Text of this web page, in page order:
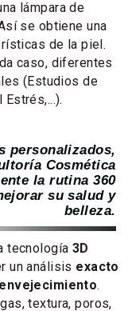
lámpara de
se obtiene una
de la piel.
caso, diferentes
(Estudios de
personalizados,
Cosmética
la rutina 360
su salud y
belleza.
tecnología 3D
un análisis exacto
.
textura, poros,